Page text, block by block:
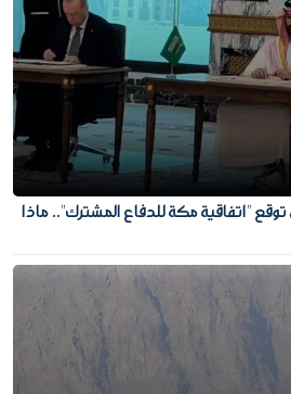
"اتفاقية مكة للدفاع المشترك".. ماذا